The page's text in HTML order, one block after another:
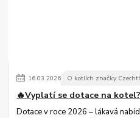
16.03.2026 O kotlích značky
🔥Vyplatí se dotace na
Dotace v roce 2026 – lákavá